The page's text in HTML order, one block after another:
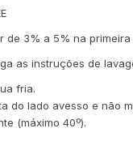
de 3% a 5% na
tee e siga as
fria.
do lado avesso e não
(máximo 40º).